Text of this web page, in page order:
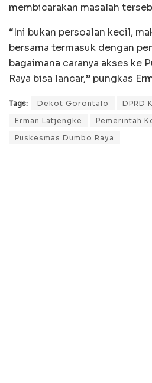
membicarakan masalah
“Ini bukan persoalan kecil,
bersama termasuk dengan
bagaimana caranya akses ke
Raya bisa lancar,” pungkas
Tags: Dekot Gorontalo
DPRD
Erman Latjengke
Pemerintah
Puskesmas Dumbo Raya